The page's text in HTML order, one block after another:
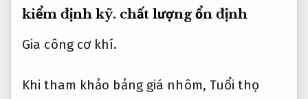
kiểm định kỹ. chất lượng ổn định
Gia công cơ khí.
Khi tham khảo bảng giá nhôm, Tuổi thọ